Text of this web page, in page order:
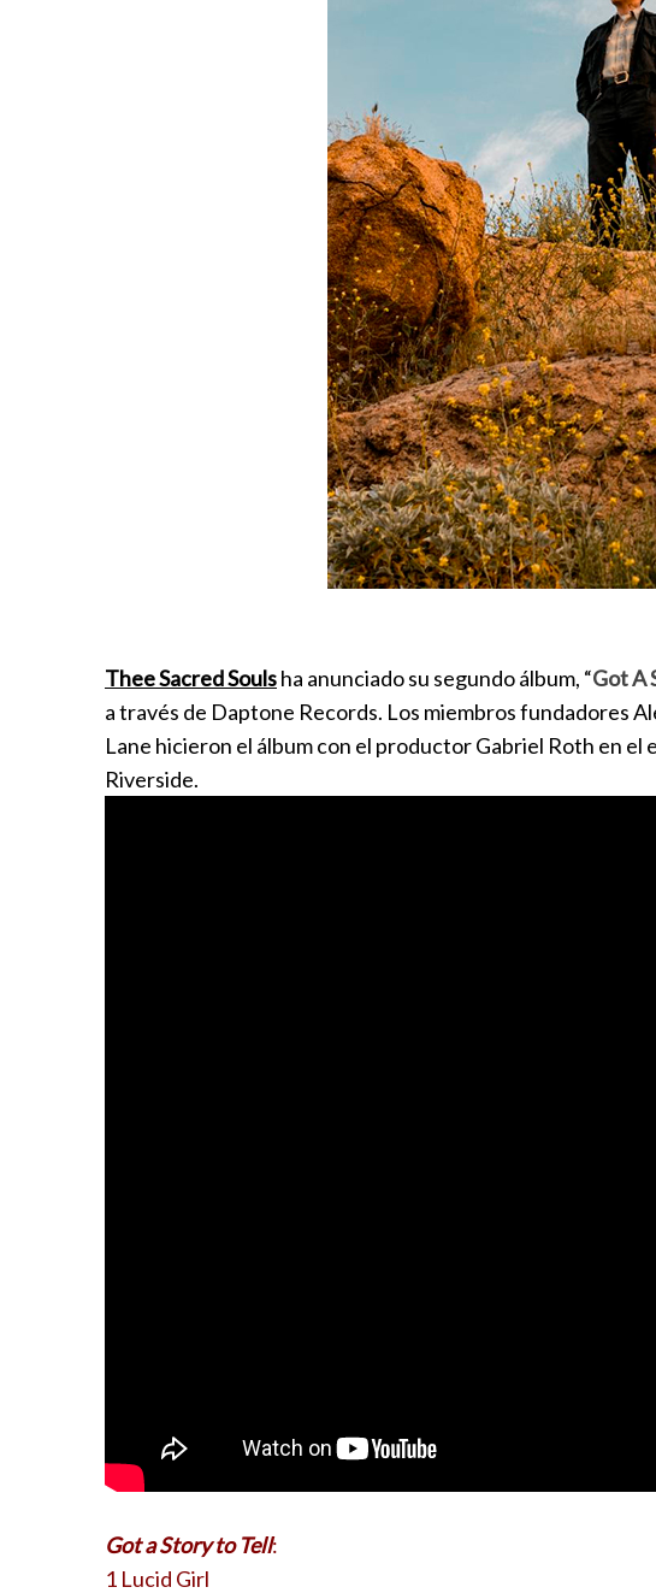
Thee Sacred Soulsha anunciado su segundo álbum, “Got A
a través de Daptone Records. Los miembros fundadores
Lane hicieron el álbum con el productor Gabriel Roth en
Riverside.
Got a Story to Tell:
1 Lucid Girl